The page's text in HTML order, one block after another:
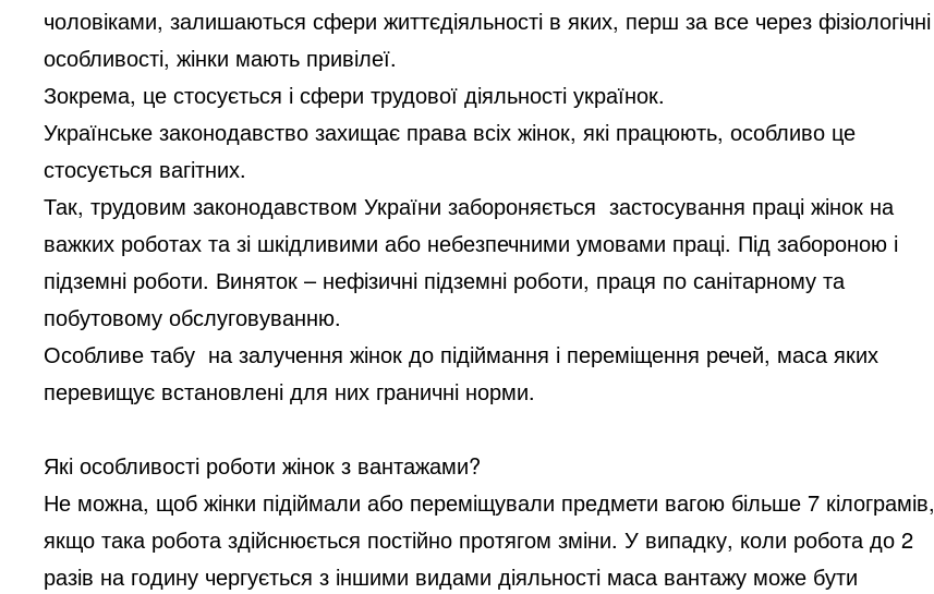
чоловіками, залишаються сфери життєдіяльності в яких, перш за все через фізіологічні
особливості, жінки мають привілеї.
Зокрема, це стосується і сфери трудової діяльності українок.
Українське законодавство захищає права всіх жінок, які працюють, особливо це
стосується вагітних.
Так, трудовим законодавством України забороняється застосування праці жінок на
важких роботах та зі шкідливими або небезпечними умовами праці. Під забороною і
підземні роботи. Виняток – нефізичні підземні роботи, праця по санітарному та
побутовому обслуговуванню.
Особливе табу на залучення жінок до підіймання і переміщення речей, маса яких
перевищує встановлені для них граничні норми.
Які особливості роботи жінок з вантажами?
Не можна, щоб жінки підіймали або переміщували предмети вагою більше 7 кілограмів,
якщо така робота здійснюється постійно протягом зміни. У випадку, коли робота до 2
разів на годину чергується з іншими видами діяльності маса вантажу може бути